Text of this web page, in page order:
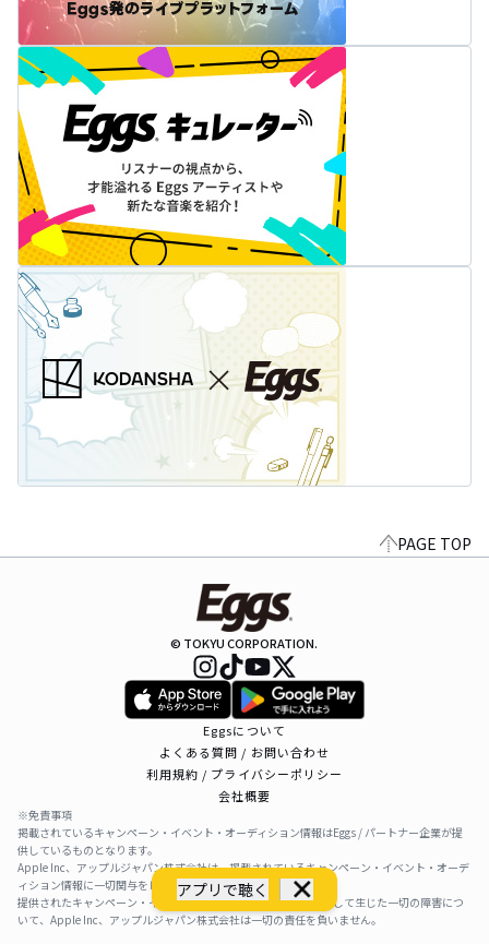
アプリで聴く
PAGE TOP
© TOKYU CORPORATION.
Eggsについて
よくある質問 / お問い合わせ
利用規約 / プライバシーポリシー
会社概要
※免責事項
掲載されているキャンペーン・イベント・オーディション情報はEggs / パートナー企業が提
供しているものとなります。
Apple Inc、アップルジャパン株式会社は、掲載されているキャンペーン・イベント・オーデ
ィション情報に一切関与をしておりません。
提供されたキャンペーン・イベント・オーディション情報を利用して生じた一切の障害につ
いて、Apple Inc、アップルジャパン株式会社は一切の責任を負いません。